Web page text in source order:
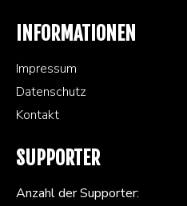
INFORMATIONEN
Impressum
Datenschutz
Kontakt
SUPPORTER
Anzahl der Supporter: